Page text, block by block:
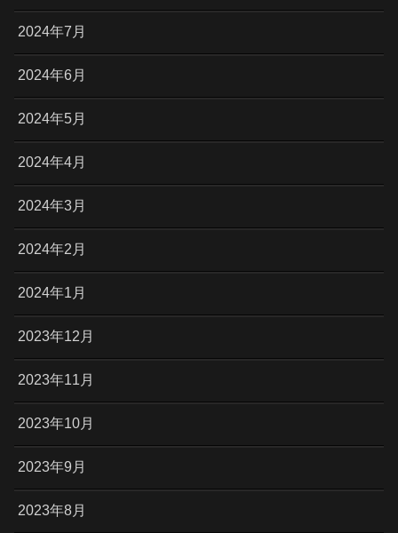
2024年7月
2024年6月
2024年5月
2024年4月
2024年3月
2024年2月
2024年1月
2023年12月
2023年11月
2023年10月
2023年9月
2023年8月